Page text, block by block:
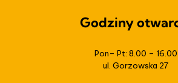
Godziny
Pon– Pt: 8.00 – 16.00
ul. Gorzowska 27